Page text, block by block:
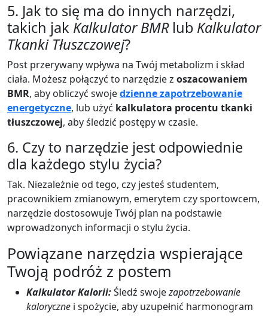
5. Jak to się ma do innych narzędzi,
takich jak Kalkulator BMRlub Kalkulator
Tkanki Tłuszczowej?
Post przerywany wpływa na Twój metabolizm i skład
ciała. Możesz połączyć to narzędzie z oszacowaniem
BMR, aby obliczyć swojedzienne zapotrzebowanie
energetyczne, lub użyć kalkulatora procentu tkanki
tłuszczowej, aby śledzić postępy w czasie.
6. Czy to narzędzie jest odpowiednie
dla każdego stylu życia?
Tak. Niezależnie od tego, czy jesteś studentem,
pracownikiem zmianowym, emerytem czy sportowcem,
narzędzie dostosowuje Twój plan na podstawie
wprowadzonych informacji o stylu życia.
Powiązane narzędzia wspierające
Twoją podróż z postem
Kalkulator Kalorii:Śledź swojezapotrzebowanie
kaloryczne i spożycie, aby uzupełnić harmonogram